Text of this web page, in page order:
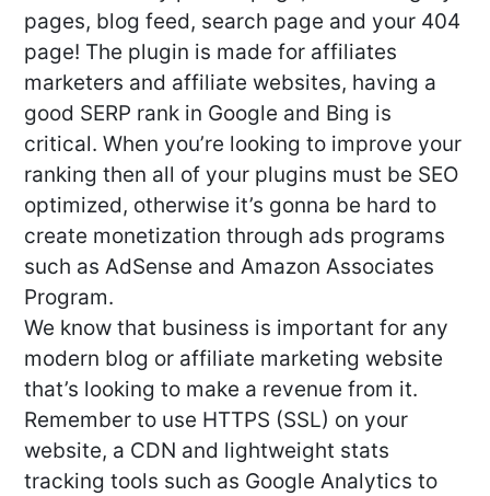
pages, blog feed, search page and your 404
page! The plugin is made for affiliates
marketers and affiliate websites, having a
good SERP rank in Google and Bing is
critical. When you’re looking to improve your
ranking then all of your plugins must be SEO
optimized, otherwise it’s gonna be hard to
create monetization through ads programs
such as AdSense and Amazon Associates
Program.
We know that business is important for any
modern blog or affiliate marketing website
that’s looking to make a revenue from it.
Remember to use HTTPS (SSL) on your
website, a CDN and lightweight stats
tracking tools such as Google Analytics to